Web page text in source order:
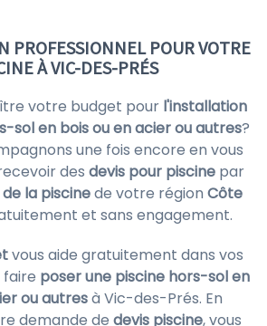
PROFESSIONNEL POUR VOTRE
À VIC-DES-PRÉS
votre budget pour l'installation
sol en bois ou en acier ou autres?
une fois encore en vous
des devis pour piscinepar
la piscinede votre région Côte
et sans engagement.
vous aide gratuitement dans vos
poser une piscine hors-sol en
ou autresà Vic-des-Prés. En
demande de devis piscine, vous